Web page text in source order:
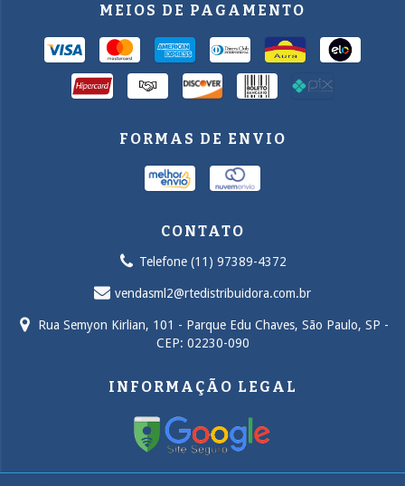
MEIOS DE PAGAMENTO
FORMAS DE ENVIO
CONTATO
Telefone (11) 97389-4372
vendasml2@rtedistribuidora.com.br
Rua Semyon Kirlian, 101 - Parque Edu Chaves, São Paulo, SP -
CEP: 02230-090
INFORMAÇÃO LEGAL